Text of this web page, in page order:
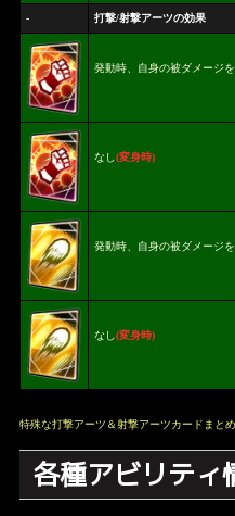
- 打撃/射撃アーツの効果
発動時、自身の被ダメージ
なし(変身時)
発動時、自身の被ダメージ
なし(変身時)
特殊な打撃アーツ＆射撃アーツカードまとめ
各種アビリティ